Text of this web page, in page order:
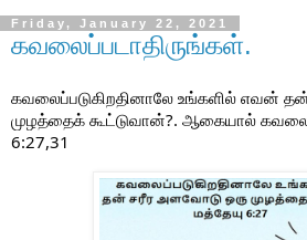
Friday, January 22, 2021
கவலைப்படாதிருங்கள்.
கவலைப்படுகிறதினாலே உங்களில் எவன்
முழத்தைக் கூட்டுவான்?. ஆகையால்
6:27,31